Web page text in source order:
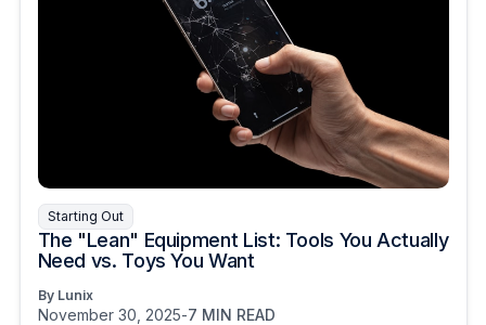
Starting Out
The "Lean" Equipment List: Tools You Actually
Need vs. Toys You Want
By Lunix
November 30, 2025-7 MIN READ